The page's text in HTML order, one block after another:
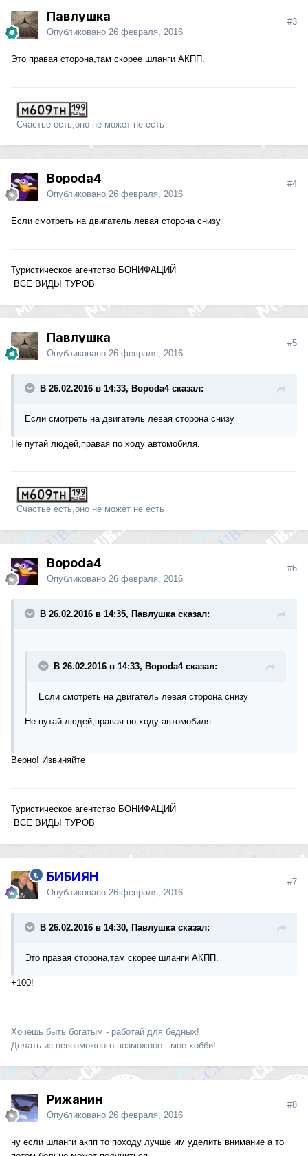
Павлушка
Опубликовано 26 февраля, 2016
#3
Это правая сторона,там скорее шланги АКПП.
Счастье есть,оно не может не есть
Bopoda4
Опубликовано 26 февраля, 2016
#4
Если смотреть на двигатель левая сторона снизу
Туристическое агентство БОНИФАЦИЙ
ВСЕ ВИДЫ ТУРОВ
Павлушка
Опубликовано 26 февраля, 2016
#5
В 26.02.2016 в 14:33, Bopoda4 сказал:
Если смотреть на двигатель левая сторона снизу
Не путай людей,правая по ходу автомобиля.
Счастье есть,оно не может не есть
Bopoda4
Опубликовано 26 февраля, 2016
#6
В 26.02.2016 в 14:35, Павлушка сказал:
В 26.02.2016 в 14:33, Bopoda4 сказал:
Если смотреть на двигатель левая сторона снизу
Не путай людей,правая по ходу автомобиля.
Верно! Извиняйте
Туристическое агентство БОНИФАЦИЙ
ВСЕ ВИДЫ ТУРОВ
БИБИЯН
Опубликовано 26 февраля, 2016
#7
В 26.02.2016 в 14:30, Павлушка сказал:
Это правая сторона,там скорее шланги АКПП.
+100!
Хочешь быть богатым - работай для бедных!
Делать из невозможного возможное - мое хобби!
Рижанин
Опубликовано 26 февраля, 2016
#8
ну если шланги акпп то походу лучше им уделить внимание а то